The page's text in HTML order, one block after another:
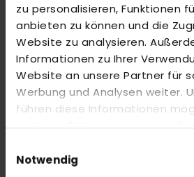
zu personalisieren, Funktionen
anbieten zu können und die
Website zu analysieren.
Informationen zu Ihrer
Website an unsere Partner für
Werbung und Analysen weiter.
führen diese Informationen
weiteren Daten zusammen, die
Nutzung der Dienste gesammelt
Notwendig
BEWERTUNGEN
ÄHNLICHE PRODUKTE
Markieren Sie die Artikel, um Sie dem
oderAlle auswählen
adidas ForceBounce M